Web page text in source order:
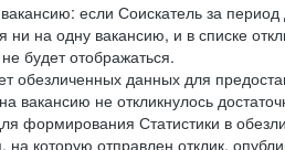
если Соискатель за период
ни на одну вакансию, и в списке
будет отображаться.
обезличенных данных для
вакансию не откликнулось
формирования Статистики в
на которую отправлен отклик,